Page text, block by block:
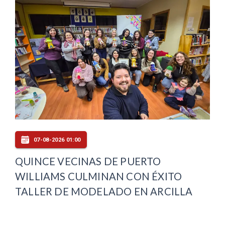
07-08-2026 01:00
QUINCE VECINAS DE PUERTO
WILLIAMS CULMINAN CON ÉXITO
TALLER DE MODELADO EN ARCILLA